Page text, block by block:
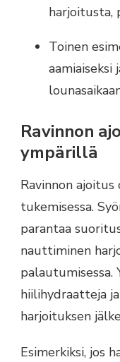
harjoitusta,
Toinen
Ravinnon
ympärillä
Ravinnon
tukemisessa.
parantaa
nauttiminen
hiilihydraatteja
harjoituksen
Esimerkiksi, jos